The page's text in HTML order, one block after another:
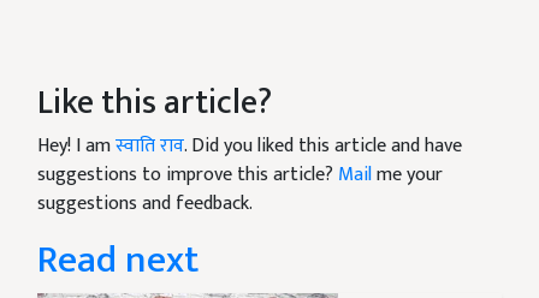
Like this article?
Hey! I amस्वाति राव. Did you liked this article and have
suggestions to improve this article? Mailme your
suggestions and feedback.
Read next